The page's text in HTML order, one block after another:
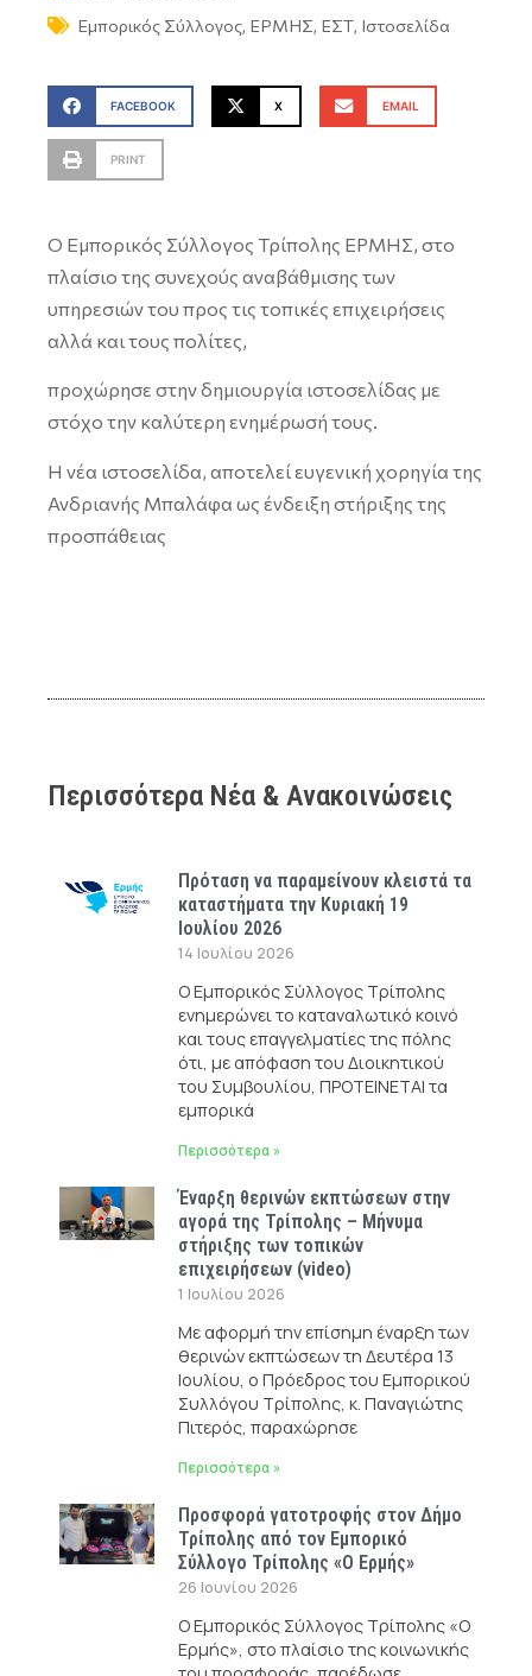
Εμπορικός Σύλλογος ΕΡΜΗΣ ΕΣΤ Ιστοσελίδα
FACEBOOK X EMAIL
PRINT
Ο Εμπορικός Σύλλογος Τρίπολης ΕΡΜΗΣ, στο
πλαίσιο της συνεχούς αναβάθμισης των
υπηρεσιών του προς τις τοπικές επιχειρήσεις
αλλά και τους πολίτες,
προχώρησε στην δημιουργία ιστοσελίδας με
στόχο την καλύτερη ενημέρωσή τους.
Η νέα ιστοσελίδα, αποτελεί ευγενική χορηγία της
Ανδριανής Μπαλάφα ως ένδειξη στήριξης της
προσπάθειας
Περισσότερα Νέα & Ανακοινώσεις
Πρόταση να παραμείνουν κλειστά τα
καταστήματα την Κυριακή 19
Ιουλίου 2026
14 Ιουλίου 2026
Ο Εμπορικός Σύλλογος Τρίπολης
ενημερώνει το καταναλωτικό κοινό
και τους επαγγελματίες της πόλης
ότι, με απόφαση του Διοικητικού
του Συμβουλίου, ΠΡΟΤΕΙΝΕΤΑΙ τα
εμπορικά
Περισσότερα »
Έναρξη θερινών εκπτώσεων στην
αγορά της Τρίπολης – Μήνυμα
στήριξης των τοπικών
επιχειρήσεων (video)
1 Ιουλίου 2026
Με αφορμή την επίσημη έναρξη των
θερινών εκπτώσεων τη Δευτέρα 13
Ιουλίου, ο Πρόεδρος του Εμπορικού
Συλλόγου Τρίπολης, κ. Παναγιώτης
Πιτερός, παραχώρησε
Περισσότερα »
Προσφορά γατοτροφής στον Δήμο
Τρίπολης από τον Εμπορικό
Σύλλογο Τρίπολης «Ο Ερμής»
26 Ιουνίου 2026
Ο Εμπορικός Σύλλογος Τρίπολης «Ο
Ερμής», στο πλαίσιο της κοινωνικής